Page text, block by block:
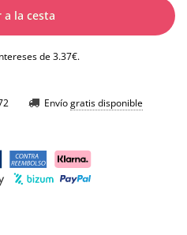
a la cesta
de 3.37€.
Envíogratis disponible